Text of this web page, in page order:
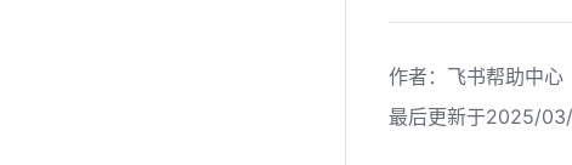
作者 ： 飞书帮助中心
最后更新于2025/